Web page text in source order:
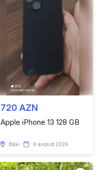
720 AZN
Apple iPhone 13 128 GB
Bakı 6 avqust 2026